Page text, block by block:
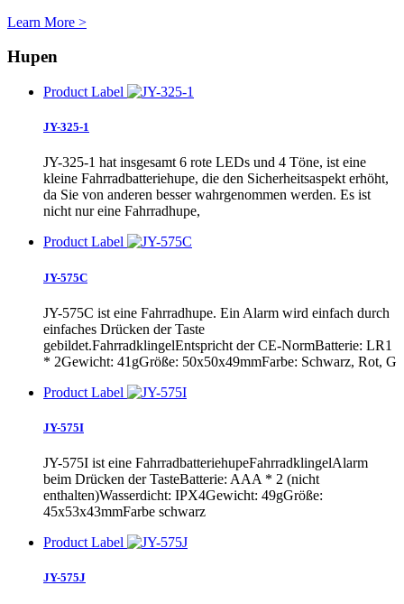
Learn More >
Hupen
Product Label
JY-325-1
JY-325-1 hat insgesamt 6 rote LEDs und 4 Töne, ist eine
kleine Fahrradbatteriehupe, die den Sicherheitsaspekt erhöht,
da Sie von anderen besser wahrgenommen werden. Es ist
nicht nur eine Fahrradhupe,
Product Label
JY-575C
JY-575C ist eine Fahrradhupe. Ein Alarm wird einfach durch
einfaches Drücken der Taste
gebildet.FahrradklingelEntspricht der CE-NormBatterie: LR1
* 2Gewicht: 41gGröße: 50x50x49mmFarbe: Schwarz, Rot, G
Product Label
JY-575I
JY-575I ist eine FahrradbatteriehupeFahrradklingelAlarm
beim Drücken der TasteBatterie: AAA * 2 (nicht
enthalten)Wasserdicht: IPX4Gewicht: 49gGröße:
45x53x43mmFarbe schwarz
Product Label
JY-575J